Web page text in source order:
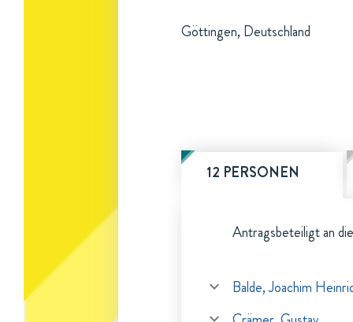
Göttingen, Deutschland
12 PERSONEN
Antragsbeteiligt an
Balde, Joachim